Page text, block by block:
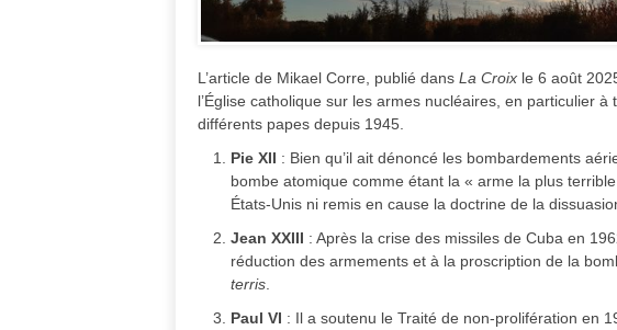
L’article de Mikael Corre, publié dans La Croix le 6 août
l’Église catholique sur les armes nucléaires, en particulier
différents papes depuis 1945.
Pie XII : Bien qu’il ait dénoncé les bombardements
bombe atomique comme étant la « arme la plus
États-Unis ni remis en cause la doctrine de la
Jean XXIII : Après la crise des missiles de Cuba en
réduction des armements et à la proscription de la
terris
Paul VI : Il a soutenu le Traité de non-prolifération en